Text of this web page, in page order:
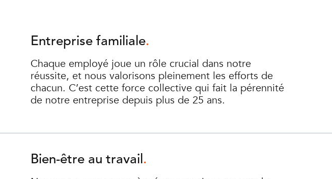
Entreprise familiale
Chaque employé joue un rôle crucial dans notre
réussite, et nous valorisons pleinement les efforts de
chacun. C’est cette force collective qui fait la pérennité
de notre entreprise depuis plus de 25 ans.
Bien-être au travail